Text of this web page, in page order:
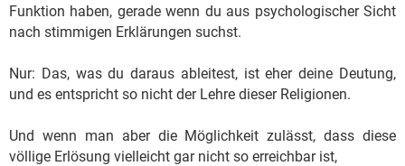
Funktion haben, gerade wenn du aus psychologischer Sicht
nach stimmigen Erklärungen suchst.
Nur: Das, was du daraus ableitest, ist eher deine Deutung,
und es entspricht so nicht der Lehre dieser Religionen.
Und wenn man aber die Möglichkeit zulässt, dass diese
völlige Erlösung vielleicht gar nicht so erreichbar ist,